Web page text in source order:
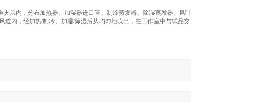
层内，分布加热器、加湿器进口管、制冷蒸发器、除湿蒸发器、风叶
内，经加热/制冷、加湿/除湿后从均匀地吹出，在工作室中与试品交